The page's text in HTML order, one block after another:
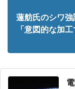
蓮舫氏のシワ
「意図的な加